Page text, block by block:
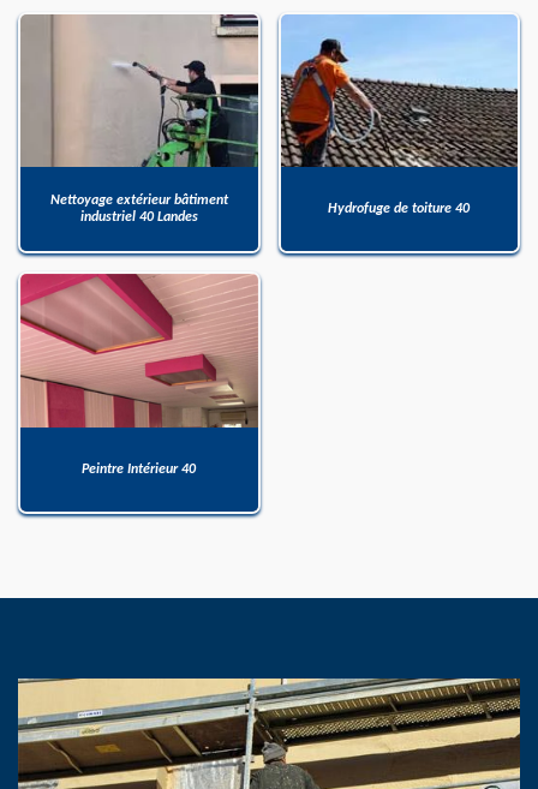
Nettoyage extérieur bâtiment
industriel 40 Landes
Hydrofuge de toiture 40
Peintre Intérieur 40